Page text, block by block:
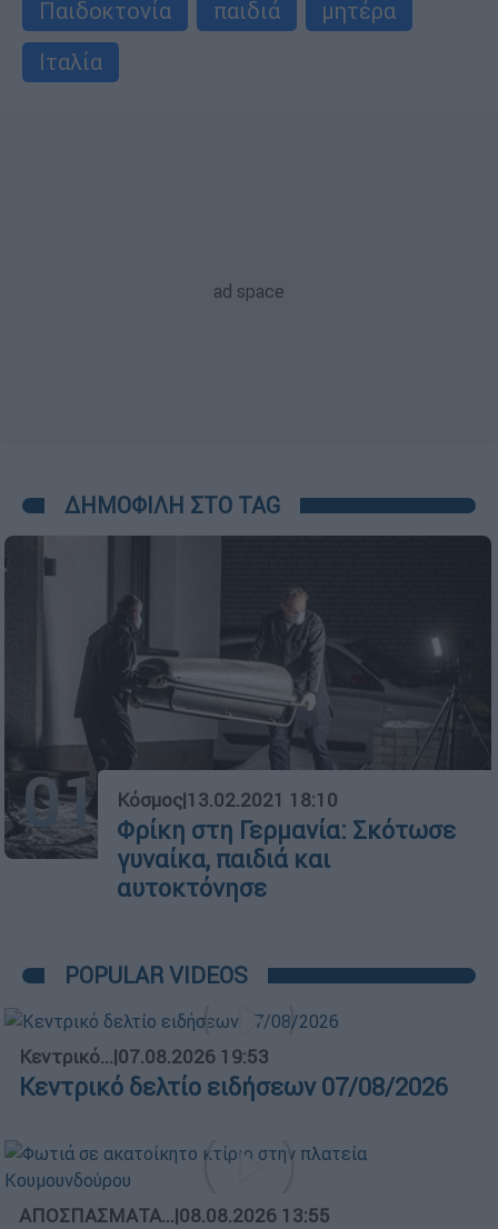
Παιδοκτονία παιδιά
μητέρα
Ιταλία
ΔΗΜΟΦΙΛΗ ΣΤΟ TAG
01 Κόσμος|13.02.2021 18:10
Φρίκη στη Γερμανία: Σκότωσε
γυναίκα, παιδιά και
αυτοκτόνησε
POPULAR VIDEOS
Κεντρικό...|07.08.2026 19:53
Κεντρικό δελτίο ειδήσεων 07/08/2026
ΑΠΟΣΠΑΣΜΑΤΑ...|08.08.2026 13:55